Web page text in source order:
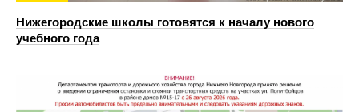
Нижегородские школы готовятся к началу нового
учебного года